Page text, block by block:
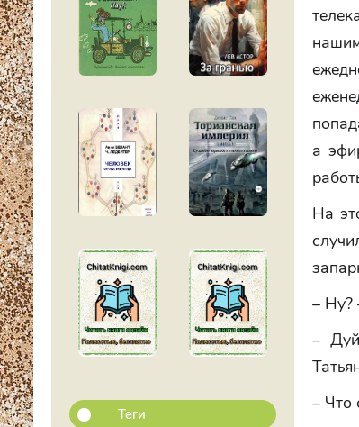
Теги
а
На
– Ну?
–
– Что